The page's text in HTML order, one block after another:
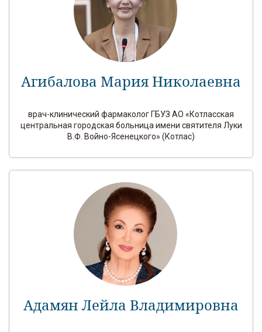
Агибалова Мария Николаевна
врач-клинический фармаколог ГБУЗ АО «Котласская
центральная городская больница имени святителя Луки
В.Ф. Войно-Ясенецкого» (Котлас)
Адамян Лейла Владимировна